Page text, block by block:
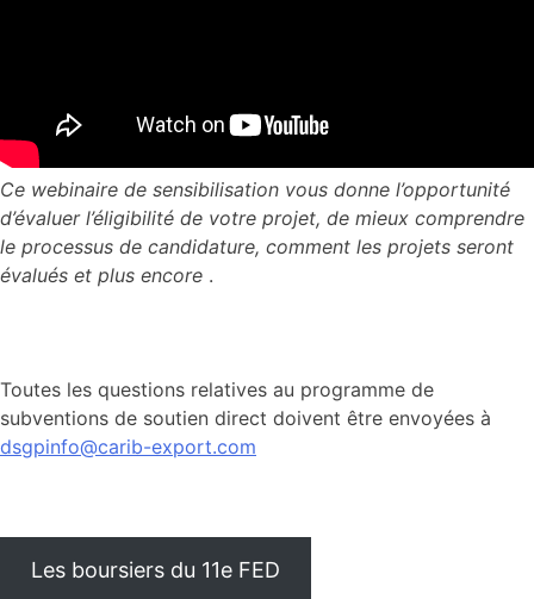
Ce webinaire de sensibilisation vous donne l’opportunité
d’évaluer l’éligibilité de votre projet, de mieux comprendre
le processus de candidature, comment les projets seront
évalués et plus encore .
Toutes les questions relatives au programme de
subventions de soutien direct doivent être envoyées à
dsgpinfo@carib-export.com
Les boursiers du 11e FED